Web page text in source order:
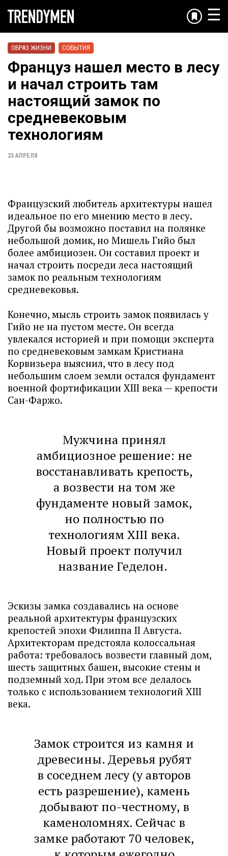
☰
ОБРАЗ ЖИЗНИ СОБЫТИЯ
Француз нашел место в лесу
и начал строить там
настоящий замок по
средневековым
технологиям
23 АПРЕЛЯ
Французский любитель архитектуры нашел
идеальное по его мнению место в лесу.
Другой бы возможно поставил на полянке
небольшой домик, но Мишель Гийо был
более амбициозен. Он составил проект и
начал строить посреди леса настоящий
замок по реальным технологиям
средневековья.
Конечно, мысль строить замок появилась у
Гийо не на пустом месте. Он всегда
увлекался историей и при помощи эксперта
по средневековым замкам Кристиана
Корвизьера выяснил, что в лесу под
небольшим слоем земли остался фундамент
военной фортификации XIII века — крепости
Сан-Фаржо.
Мужчина принял
амбициозное решение: не
восстанавливать крепость,
а возвести на том же
фундаменте новый замок,
но полностью по
технологиям XIII века.
Новый проект получил
название Геделон.
Эскизы замка создавались на основе
реальной архитектуры французских
крепостей эпохи Филиппа II Августа.
Архитекторам предстояла колоссальная
работа: требовалось возвести главный дом,
шесть защитных башен, высокие стены и
подземный ход. При этом все делалось
только с использованием технологий XIII
века.
Замок строится из камня и
древесины. Деревья рубят
в соседнем лесу (у авторов
есть разрешение), камень
добывают по-честному, в
каменоломнях. Сейчас в
замке работают 70 человек,